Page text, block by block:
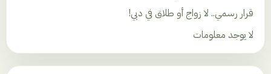
قرار رسمي.. لا زواج أو طلاق في دبي!
لا يوجد معلومات